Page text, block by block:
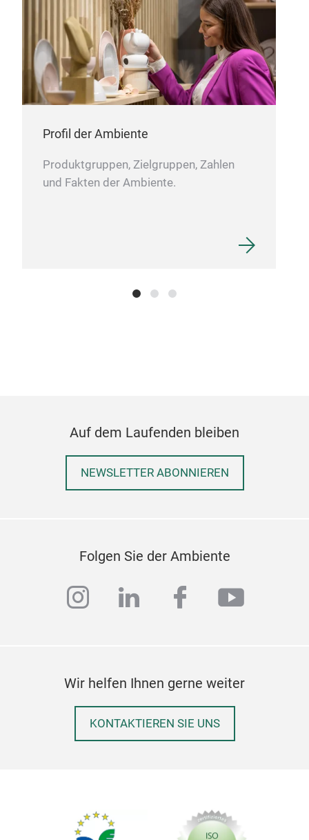
Profil der Ambiente
Produktgruppen, Zielgruppen, Zahlen
und Fakten der Ambiente.
Auf dem Laufenden bleiben
NEWSLETTER ABONNIEREN
Folgen Sie der Ambiente
instagram
linkedinfacebook
Wir helfen Ihnen gerne weiter
KONTAKTIEREN SIE UNS